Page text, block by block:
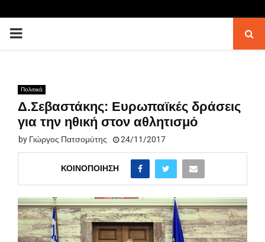
PRIMARY
Πολιτικά
Δ.Σεβαστάκης: Ευρωπαϊκές δράσεις
για την ηθική στον αθλητισμό
by Γιώργος Πατσομύτης 24/11/2017
ΚΟΙΝΟΠΟΊΗΣΗ